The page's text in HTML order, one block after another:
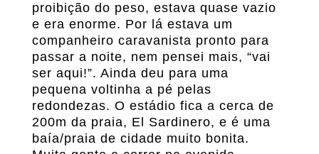
proibição do peso, estava quase vazio
e era enorme. Por lá estava um
companheiro caravanista pronto para
passar a noite, nem pensei mais, “vai
ser aqui!”. Ainda deu para uma
pequena voltinha a pé pelas
redondezas. O estádio fica a cerca de
200m da praia, El Sardinero, e é uma
baía/praia de cidade muito bonita.